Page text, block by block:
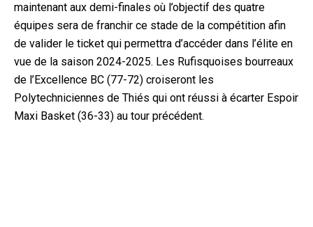
maintenant aux demi-finales où l’objectif des quatre
équipes sera de franchir ce stade de la compétition afin
de valider le ticket qui permettra d’accéder dans l’élite en
vue de la saison 2024-2025. Les Rufisquoises bourreaux
de l’Excellence BC (77-72) croiseront les
Polytechniciennes de Thiés qui ont réussi à écarter Espoir
Maxi Basket (36-33) au tour précédent.